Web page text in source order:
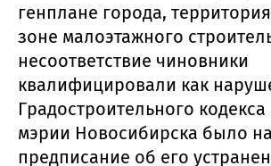
генплане города,
зоне малоэтажного
несоответствие чиновники
квалифицировали как
Градостроительного
мэрии Новосибирска было
предписание об его